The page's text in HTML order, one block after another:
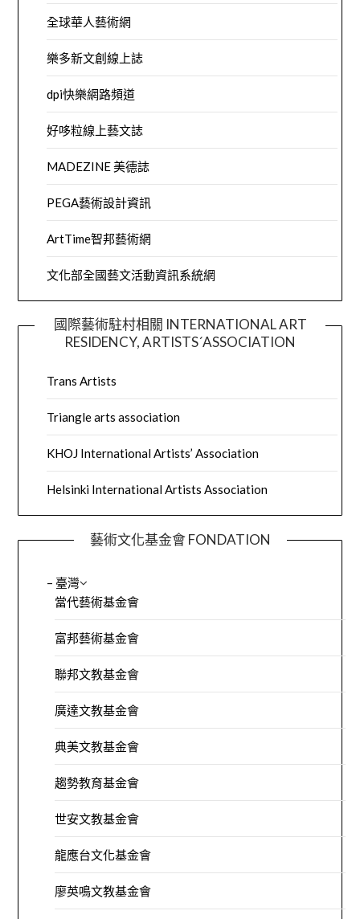
全球華人藝術網
樂多新文創線上誌
dpi快樂網路頻道
好哆粒線上藝文誌
MADEZINE 美德誌
PEGA藝術設計資訊
ArtTime智邦藝術網
文化部全國藝文活動資訊系統網
國際藝術駐村相關 INTERNATIONAL ART
RESIDENCY, ARTISTS´ASSOCIATION
Trans Artists
Triangle arts association
KHOJ International Artists’ Association
Helsinki International Artists Association
藝術文化基金會 FONDATION
– 臺灣
當代藝術基金會
富邦藝術基金會
聯邦文教基金會
廣達文教基金會
典美文教基金會
趨勢教育基金會
世安文教基金會
龍應台文化基金會
廖英鳴文教基金會